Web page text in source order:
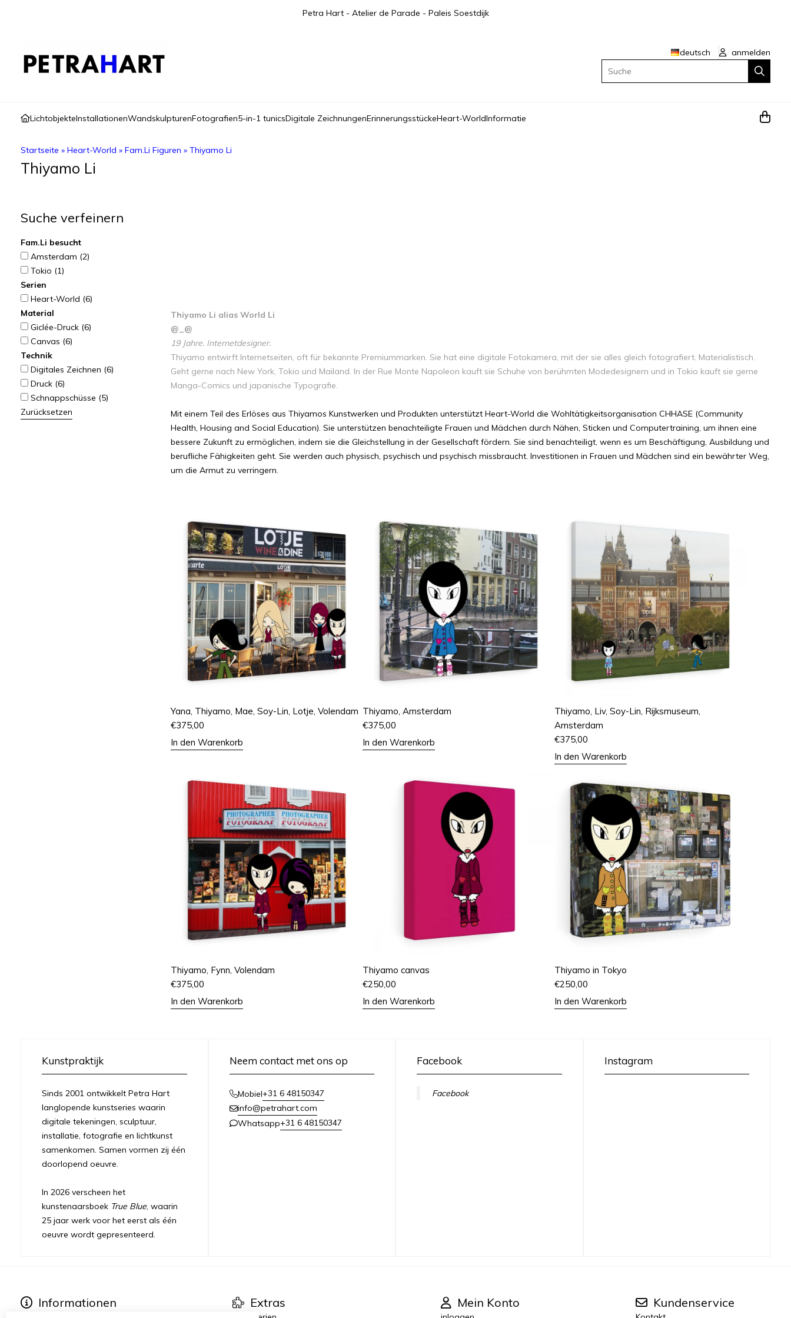
Petra Hart - Atelier de Parade - Paleis Soestdijk
deutsch
anmelden
LichtobjekteInstallationenWandskulpturenFotografien5-in-1 tunicsDigitale ZeichnungenErinnerungsstückeHeart-WorldInformatie
Startseite » Heart-World » Fam.Li Figuren » Thiyamo Li
Thiyamo Li
Suche verfeinern
Fam.Li besucht
Amsterdam (2)
Tokio (1)
Serien
Heart-World (6)
Material
Giclée-Druck (6)
Canvas (6)
Technik
Digitales Zeichnen (6)
Druck (6)
Schnappschüsse (5)
Zurücksetzen
Thiyamo Li alias World Li
@_@
19 Jahre. Internetdesigner.
Thiyamo entwirft Internetseiten, oft für bekannte Premiummarken. Sie hat eine digitale Fotokamera, mit der sie alles gleich fotografiert. Materialistisch.
Geht gerne nach New York, Tokio und Mailand. In der Rue Monte Napoleon kauft sie Schuhe von berühmten Modedesignern und in Tokio kauft sie gerne
Manga-Comics und japanische Typografie.
Mit einem Teil des Erlöses aus Thiyamos Kunstwerken und Produkten unterstützt Heart-World die Wohltätigkeitsorganisation CHHASE (Community
Health, Housing and Social Education). Sie unterstützen benachteiligte Frauen und Mädchen durch Nähen, Sticken und Computertraining, um ihnen eine
bessere Zukunft zu ermöglichen, indem sie die Gleichstellung in der Gesellschaft fördern. Sie sind benachteiligt, wenn es um Beschäftigung, Ausbildung und
berufliche Fähigkeiten geht. Sie werden auch physisch, psychisch und psychisch missbraucht. Investitionen in Frauen und Mädchen sind ein bewährter Weg,
um die Armut zu verringern.
Yana, Thiyamo, Mae, Soy-Lin, Lotje, Volendam
€375,00
In den Warenkorb
Thiyamo, Amsterdam
€375,00
In den Warenkorb
Thiyamo, Liv, Soy-Lin, Rijksmuseum,
Amsterdam
€375,00
In den Warenkorb
Thiyamo, Fynn, Volendam
€375,00
In den Warenkorb
Thiyamo canvas
€250,00
In den Warenkorb
Thiyamo in Tokyo
€250,00
In den Warenkorb
Kunstpraktijk
Sinds 2001 ontwikkelt Petra Hart
langlopende kunstseries waarin
digitale tekeningen, sculptuur,
installatie, fotografie en lichtkunst
samenkomen. Samen vormen zij één
doorlopend oeuvre.
In 2026 verscheen het
kunstenaarsboek True Blue, waarin
25 jaar werk voor het eerst als één
oeuvre wordt gepresenteerd.
Neem contact met ons op
Mobiel+31 6 48150347
info@petrahart.com
Whatsapp+31 6 48150347
Facebook
Facebook
Instagram
Informationen Extras Mein Konto Kundenservice